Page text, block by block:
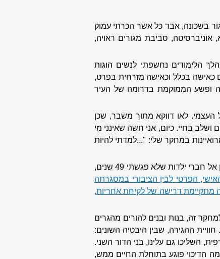
בשכונה, אבד כל אשר הכרתי עמוק
סביבת מגורים ראויה,
הלימודים נחשפתי לנשים הוגות
כאישה בכלל וכאישה מזרחית בפרט,
ופשע הממוקמת בדרומה של העיר
העצמי. לאו דווקא מתוך משבר, שכן
בחיי. כיום, אני חשה שאינני מי
במחקר שלי: "...למדתי להיות
שיאו של המסע שלי הוא כתיבת עבודת התזה לתואר שני בתכנית למגדר – מסע חיצוני שבו חזרתי במנהרת הזמן אל חברי ילדות שלא פגשתי 49 שנים,
הפרטי לבין הציבורי במסגרתה
מתקיימת דרישה של לקיחת אחריות,
זה, בנות ובנים להורים מהגרים
ההגירה, שבין היבטיה השונים:
השליכו גם עלינו, בני הדור השני.
הדיכוי פוגע בתוחלת החיים ממש,